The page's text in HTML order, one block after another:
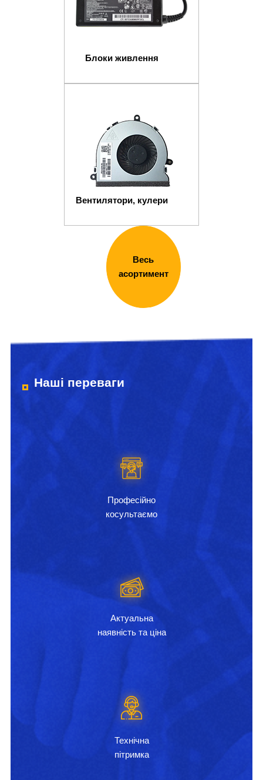
Блоки живлення
Вентилятори, кулери
Весь
асортимент
Наші переваги
Професійно
косультаємо
Актуальна
наявність та ціна
Технічна
пітримка